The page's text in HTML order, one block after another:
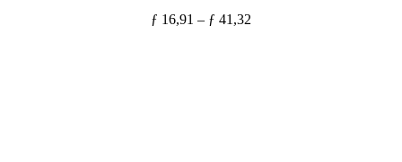
ƒ 16,91 – ƒ 41,32